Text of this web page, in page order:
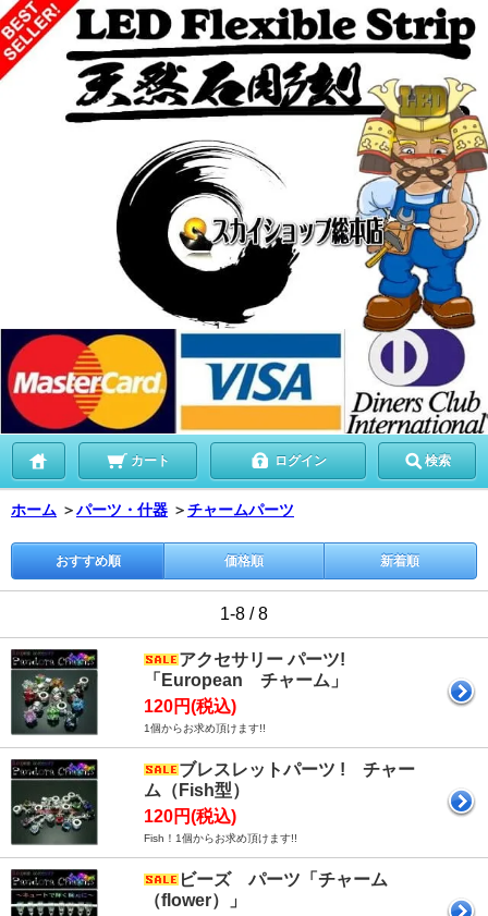
カート ログイン 検索
ホーム ＞パーツ・什器 ＞チャームパーツ
おすすめ順 価格順 新着順
1-8 / 8
アクセサリー パーツ!
「European チャーム」
120円(税込)
1個からお求め頂けます!!
ブレスレットパーツ ! チャー
ム（Fish型）
120円(税込)
Fish！1個からお求め頂けます!!
ビーズ パーツ「チャーム
（flower）」